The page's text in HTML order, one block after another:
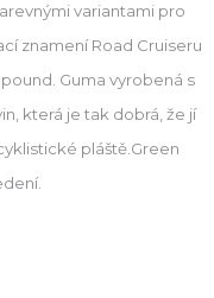
variantami pro
znamení Road Cruiseru
Guma vyrobená s
která je tak dobrá, že jí
pláště.Green